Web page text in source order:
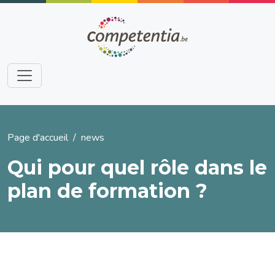
Aller au contenu principal
Fil d'Ariane
Page d'accueil news
Qui pour quel rôle dans le
plan de formation ?